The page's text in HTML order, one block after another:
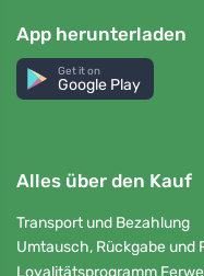
App herunterladen
Get it on
Google Play
Alles über den Kauf
Transport und Bezahlung
Umtausch, Rückgabe und
Loyalitätsprogramm